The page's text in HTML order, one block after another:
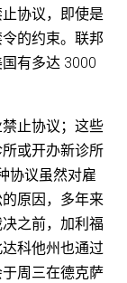
协议，即使是
的约束。联邦
有多达 3000
止协议；这些
或开办新诊所
协议虽然对雇
原因，多年来
之前，加利福
科他州也通过
周三在德克萨